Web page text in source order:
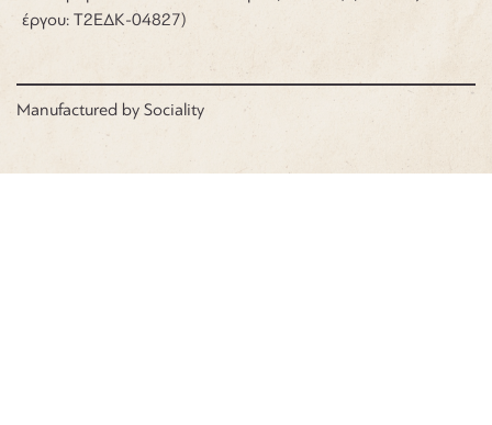
έργου: Τ2ΕΔΚ-04827)
Manufactured by Sociality